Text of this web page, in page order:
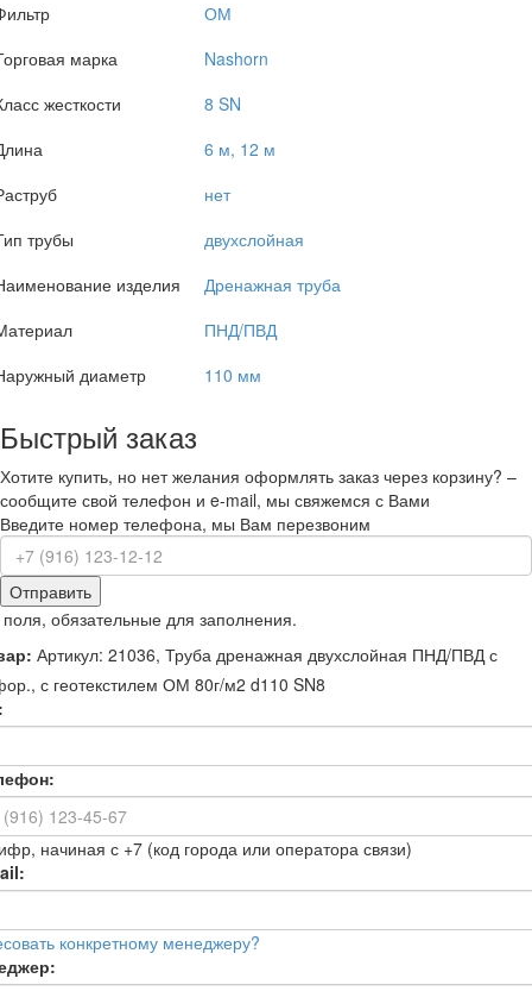
ОМ
марка
Nashorn
жесткости
8 SN
6 м, 12 м
нет
трубы
двухслойная
изделия
Дренажная труба
ПНД/ПВД
диаметр
110 мм
Быстрый заказ
Хотите купить, но нет желания оформлять заказ через корзину? –
сообщите свой телефон и e-mail, мы свяжемся с Вами
Введите номер телефона, мы Вам перезвоним
Отправить
обязательные для заполнения.
Артикул: 21036, Труба дренажная двухслойная ПНД/ПВД с
с геотекстилем ОМ 80г/м2 d110 SN8
начиная с +7 (код города или оператора связи)
конкретному менеджеру?